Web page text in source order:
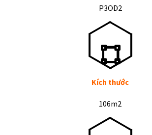
P3OD2
Kích thước
106m2